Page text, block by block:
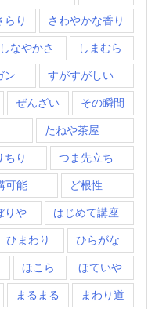
らり さわやかな香り
しなやかさ しまむら
ン すがすがしい
ぜんざい その瞬間
たねや茶屋
ちり つま先立ち
可能 ど根性
りや はじめて講座
ひまわり ひらがな
ほこら ほていや
まるまる まわり道